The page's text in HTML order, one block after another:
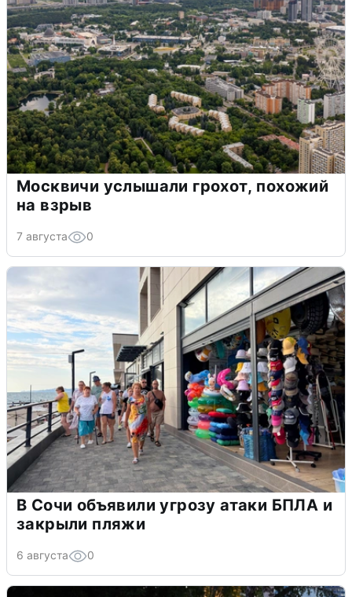
Москвичи услышали грохот, похожий
на взрыв
7 августа 0
В Сочи объявили угрозу атаки БПЛА и
закрыли пляжи
6 августа 0